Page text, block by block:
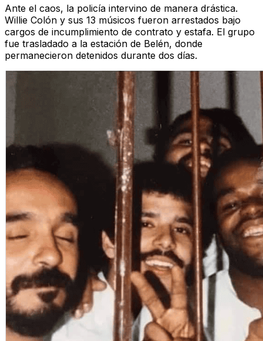
Ante el caos, la policía intervino de manera drástica.
Willie Colón y sus 13 músicos fueron arrestados bajo
cargos de incumplimiento de contrato y estafa. El grupo
fue trasladado a la estación de Belén, donde
permanecieron detenidos durante dos días.